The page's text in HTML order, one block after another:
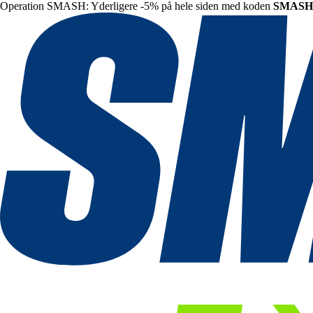
Operation SMASH: Yderligere -5% på hele siden med koden